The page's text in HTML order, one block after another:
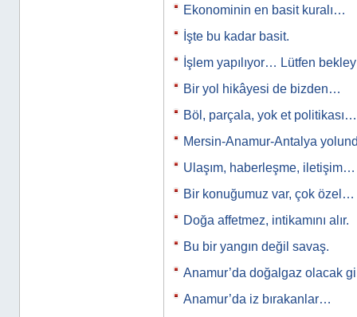
Ekonominin en basit kuralı…
İşte bu kadar basit.
İşlem yapılıyor… Lütfen
Bir yol hikâyesi de bizden…
Böl, parçala, yok et politikası…
Mersin-Anamur-Antalya
Ulaşım, haberleşme, iletişim…
Bir konuğumuz var, çok özel…
Doğa affetmez, intikamını alır.
Bu bir yangın değil savaş.
Anamur’da doğalgaz olacak
Anamur’da iz bırakanlar…